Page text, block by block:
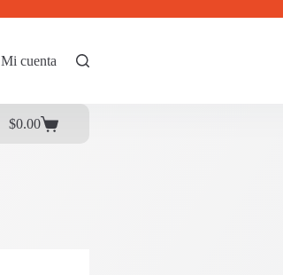
Mi cuenta
Carrito
$0.00